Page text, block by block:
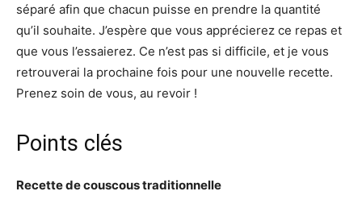
séparé afin que chacun puisse en prendre la quantité
qu’il souhaite. J’espère que vous apprécierez ce repas et
que vous l’essaierez. Ce n’est pas si difficile, et je vous
retrouverai la prochaine fois pour une nouvelle recette.
Prenez soin de vous, au revoir !
Points clés
Recette de couscous traditionnelle